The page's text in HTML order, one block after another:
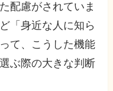
配慮がされていま
「身近な人に知ら
て、こうした機能
ぶ際の大きな判断